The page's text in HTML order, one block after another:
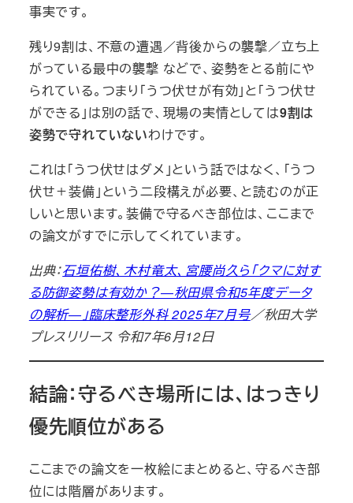
事実です。
残り9割は、不意の遭遇／背後からの襲撃／立ち上
がっている最中の襲撃 などで、姿勢をとる前にや
られている。つまり「うつ伏せが有効」と「うつ伏せ
ができる」は別の話で、現場の実情としては9割は
姿勢で守れていないわけです。
これは「うつ伏せはダメ」という話ではなく、「うつ
伏せ＋装備」という二段構えが必要、と読むのが正
しいと思います。装備で守るべき部位は、ここまで
の論文がすでに示してくれています。
出典：石垣佑樹、木村竜太、宮腰尚久ら「クマに対す
る防御姿勢は有効か？―秋田県令和5年度データ
の解析―」臨床整形外科 2025年7月号／秋田大学
プレスリリース 令和7年6月12日
結論：守るべき場所には、はっきり
優先順位がある
ここまでの論文を一枚絵にまとめると、守るべき部
位には階層があります。